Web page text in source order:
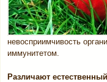
невосприимчивость
иммунитетом.
Различают